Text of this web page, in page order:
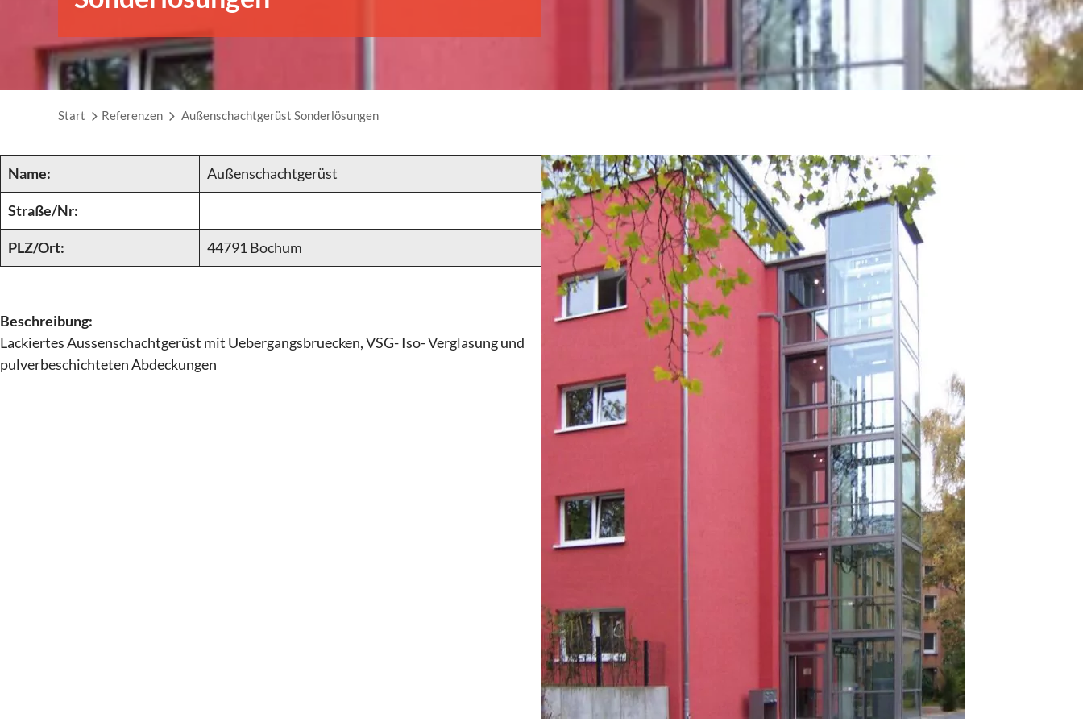
Start Referenzen Außenschachtgerüst Sonderlösungen
Name: Außenschachtgerüst
Straße/Nr:
PLZ/Ort: 44791 Bochum
Beschreibung:
Lackiertes Aussenschachtgerüst mit Uebergangsbruecken, VSG- Iso- Verglasung und
pulverbeschichteten Abdeckungen